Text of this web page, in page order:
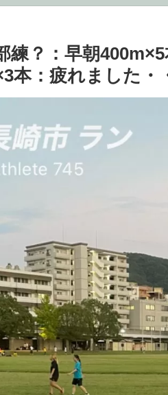
練？：早朝
本：疲れました・